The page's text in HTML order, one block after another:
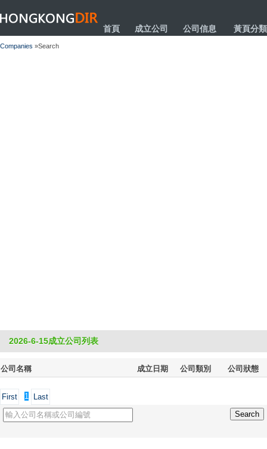
HONGKONGDIR
首頁 成立公司 公司信息 黃頁分類
Companies »Search
2026-6-15成立公司列表
公司名稱 成立日期 公司類別 公司狀態
First 1 Last